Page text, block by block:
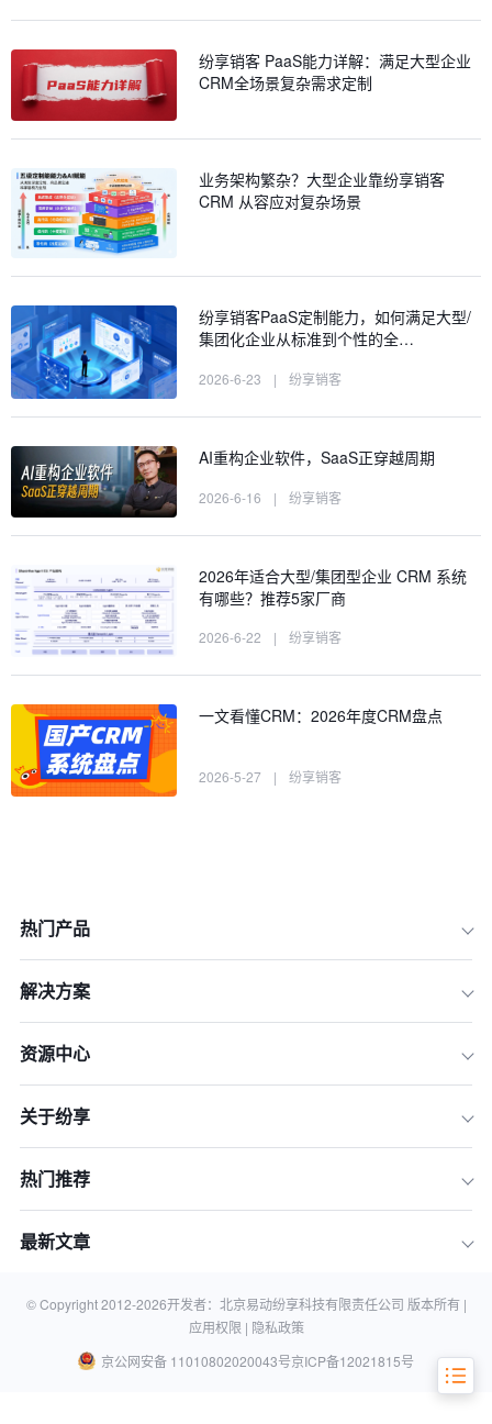
四、CRM系统选择的注意事项
纷享销客 PaaS能力详解：满足大型企业
CRM全场景复杂需求定制
业务架构繁杂？大型企业靠纷享销客
CRM 从容应对复杂场景
纷享销客PaaS定制能力，如何满足大型/
集团化企业从标准到个性的全…
2026-6-23 | 纷享销客
AI重构企业软件，SaaS正穿越周期
2026-6-16 | 纷享销客
2026年适合大型/集团型企业 CRM 系统
有哪些？推荐5家厂商
2026-6-22 | 纷享销客
一文看懂CRM：2026年度CRM盘点
2026-5-27 | 纷享销客
热门产品
解决方案
资源中心
关于纷享
热门推荐
最新文章
© Copyright 2012-2026开发者：北京易动纷享科技有限责任公司 版本所有 |
应用权限 | 隐私政策
京公网安备 11010802020043号京ICP备12021815号